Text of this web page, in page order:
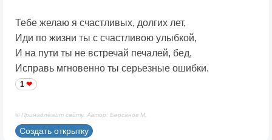
Тебе желаю я счастливых, долгих лет,
Иди по жизни ты с счастливою улыбкой,
И на пути ты не встречай печалей, бед,
Исправь мгновенно ты серьезные ошибки.
1
© Принадлежит сайту. Автор: Берсанов М.
Создать открытку